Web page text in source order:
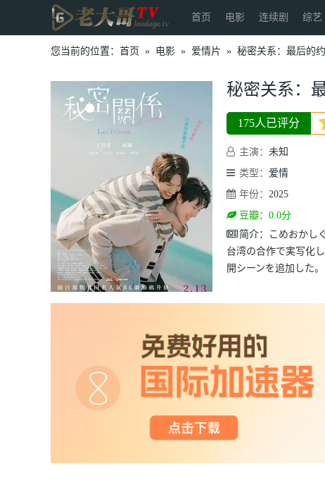
首页 电影 连续剧 综艺
您当前的位置： 首页 » 电影 » 爱情片 » 秘密关系：最后的
秘密关系：
175人已评分
主演： 未知
类型： 爱情
年份： 2025
豆瓣：0.0分
简介：
こめおかし
台湾の合作で実写化
開シーンを追加した